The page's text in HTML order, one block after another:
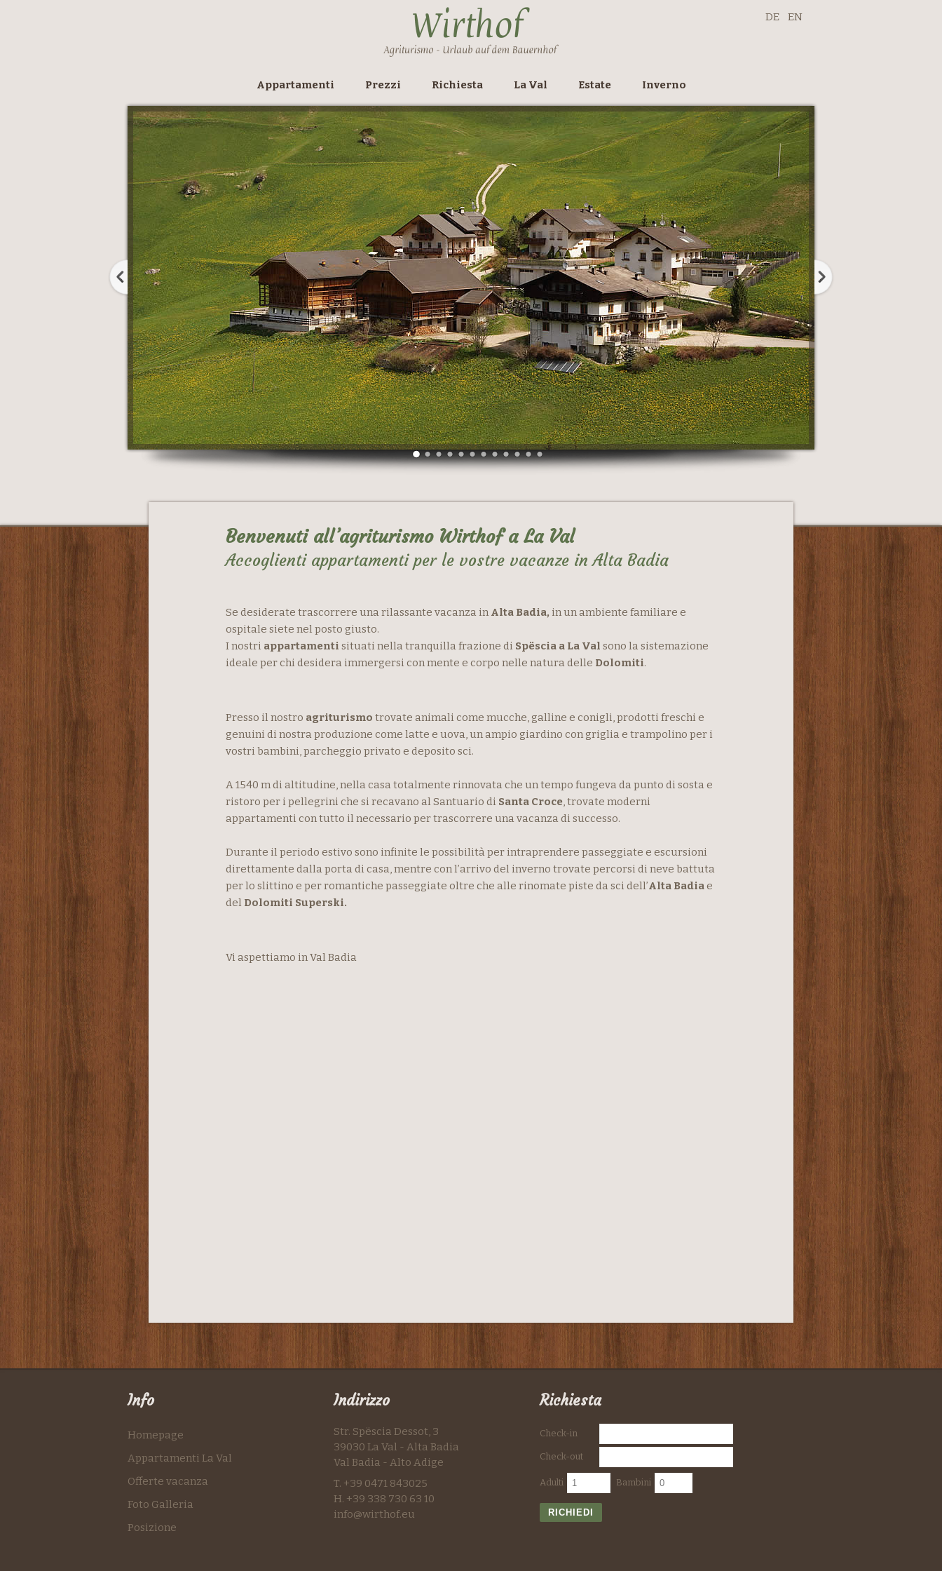
Appartamenti Prezzi Richiesta La Val Estate Inverno
DE EN
Benvenuti all’agriturismo Wirthof a La Val
Accoglienti appartamenti per le vostre vacanze in Alta Badia
Se desiderate trascorrere una rilassante vacanza in Alta Badia, in un ambiente familiare e
ospitale siete nel posto giusto.
I nostri appartamenti situati nella tranquilla frazione di Spëscia a La Val sono la sistemazione
ideale per chi desidera immergersi con mente e corpo nelle natura delle Dolomiti.
Presso il nostro agriturismo trovate animali come mucche, galline e conigli, prodotti freschi e
genuini di nostra produzione come latte e uova, un ampio giardino con griglia e trampolino per i
vostri bambini, parcheggio privato e deposito sci.
A 1540 m di altitudine, nella casa totalmente rinnovata che un tempo fungeva da punto di sosta e
ristoro per i pellegrini che si recavano al Santuario di Santa Croce, trovate moderni
appartamenti con tutto il necessario per trascorrere una vacanza di successo.
Durante il periodo estivo sono infinite le possibilità per intraprendere passeggiate e escursioni
direttamente dalla porta di casa, mentre con l’arrivo del inverno trovate percorsi di neve battuta
per lo slittino e per romantiche passeggiate oltre che alle rinomate piste da sci dell’Alta Badiae
del Dolomiti Superski.
Vi aspettiamo in Val Badia
Info
Homepage
Appartamenti La Val
Offerte vacanza
Foto Galleria
Posizione
Indirizzo
Str. Spëscia Dessot, 3
39030 La Val - Alta Badia
Val Badia - Alto Adige
T. +39 0471 843025
H. +39 338 730 63 10
info@wirthof.eu
Richiesta
Check-in
Check-out
Adulti Bambini
RICHIEDI